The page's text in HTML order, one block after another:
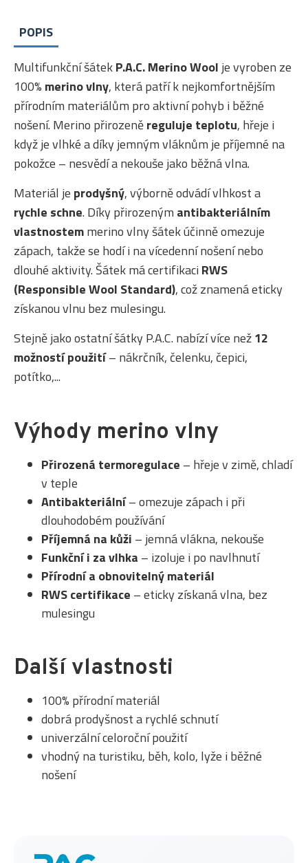
POPIS
Multifunkční šátekP.A.C. Merino Wool je vyroben ze
100% merino vlny, která patří k nejkomfortnějším
přírodním materiálům pro aktivní pohyb i běžné
nošení. Merino přirozeněreguluje teplotu, hřeje i
když je vlhké a díky jemným vláknům je příjemné na
pokožce – nesvědí a nekouše jako běžná vlna.
Materiál je prodyšný, výborně odvádí vlhkost a
rychle schne. Díky přirozeným antibakteriálním
vlastnostemmerino vlny šátek účinně omezuje
zápach, takže se hodí i na vícedenní nošení nebo
dlouhé aktivity. Šátek má certifikaci RWS
(Responsible Wool Standard), což znamená eticky
získanou vlnu bez mulesingu.
Stejně jako ostatní šátky P.A.C. nabízí více než12
možností použití– nákrčník, čelenku, čepici,
potítko,...
Výhody merino vlny
Přirozená termoregulace – hřeje v zimě, chladí
v teple
Antibakteriální– omezuje zápach i při
dlouhodobém používání
Příjemná na kůži – jemná vlákna, nekouše
Funkční i za vlhka – izoluje i po navlhnutí
Přírodní a obnovitelný materiál
RWS certifikace – eticky získaná vlna, bez
mulesingu
Další vlastnosti
100% přírodní materiál
dobrá prodyšnost a rychlé schnutí
univerzální celoroční použití
vhodný na turistiku, běh, kolo, lyže i běžné
nošení